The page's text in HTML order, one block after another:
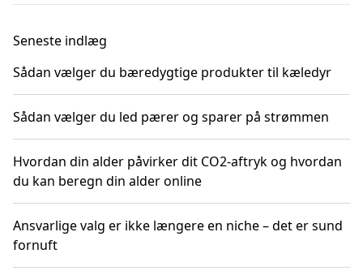
Seneste indlæg
Sådan vælger du bæredygtige produkter til kæledyr
Sådan vælger du led pærer og sparer på strømmen
Hvordan din alder påvirker dit CO2-aftryk og hvordan
du kan beregn din alder online
Ansvarlige valg er ikke længere en niche – det er sund
fornuft